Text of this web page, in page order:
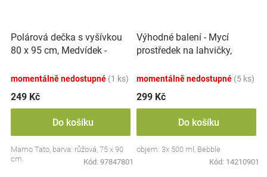
Polárová dečka s vyšívkou
80 x 95 cm, Medvídek -
momentálně nedostupné (1 ks)
249 Kč
Do košíku
Mamo Tato, barva: růžová, 75 x 90
cm.
Kód: 97847801
Výhodné balení - Mycí
prostředek na lahvičky,
momentálně nedostupné (5 ks)
299 Kč
Do košíku
objem: 3x 500 ml, Bebble
Kód: 14210901